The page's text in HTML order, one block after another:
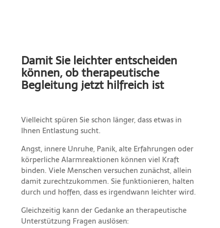
Damit Sie leichter entscheiden
können, ob therapeutische
Begleitung jetzt hilfreich ist
Vielleicht spüren Sie schon länger, dass etwas in
Ihnen Entlastung sucht.
Angst, innere Unruhe, Panik, alte Erfahrungen oder
körperliche Alarmreaktionen können viel Kraft
binden. Viele Menschen versuchen zunächst, allein
damit zurechtzukommen. Sie funktionieren, halten
durch und hoffen, dass es irgendwann leichter wird.
Gleichzeitig kann der Gedanke an therapeutische
Unterstützung Fragen auslösen: